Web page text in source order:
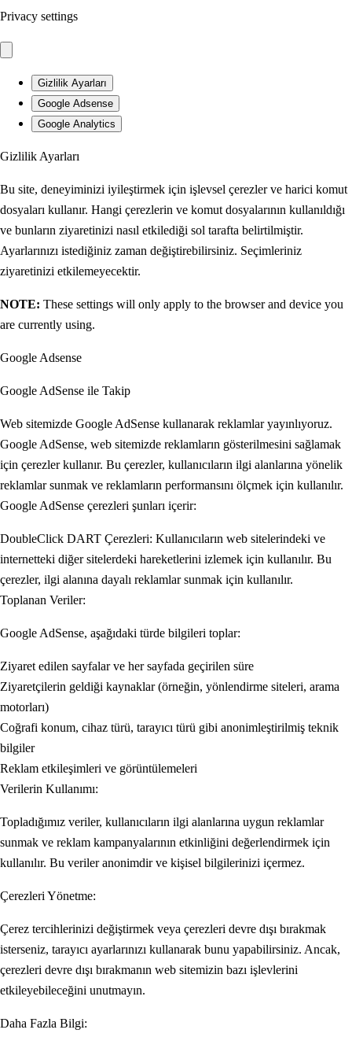
Privacy settings
Gizlilik Ayarları
Google Adsense
Google Analytics
Gizlilik Ayarları
Bu site, deneyiminizi iyileştirmek için işlevsel çerezler ve harici komut
dosyaları kullanır. Hangi çerezlerin ve komut dosyalarının kullanıldığı
ve bunların ziyaretinizi nasıl etkilediği sol tarafta belirtilmiştir.
Ayarlarınızı istediğiniz zaman değiştirebilirsiniz. Seçimleriniz
ziyaretinizi etkilemeyecektir.
NOTE: These settings will only apply to the browser and device you
are currently using.
Google Adsense
Google AdSense ile Takip
Web sitemizde Google AdSense kullanarak reklamlar yayınlıyoruz.
Google AdSense, web sitemizde reklamların gösterilmesini sağlamak
için çerezler kullanır. Bu çerezler, kullanıcıların ilgi alanlarına yönelik
reklamlar sunmak ve reklamların performansını ölçmek için kullanılır.
Google AdSense çerezleri şunları içerir:
DoubleClick DART Çerezleri: Kullanıcıların web sitelerindeki ve
internetteki diğer sitelerdeki hareketlerini izlemek için kullanılır. Bu
çerezler, ilgi alanına dayalı reklamlar sunmak için kullanılır.
Toplanan Veriler:
Google AdSense, aşağıdaki türde bilgileri toplar:
Ziyaret edilen sayfalar ve her sayfada geçirilen süre
Ziyaretçilerin geldiği kaynaklar (örneğin, yönlendirme siteleri, arama
motorları)
Coğrafi konum, cihaz türü, tarayıcı türü gibi anonimleştirilmiş teknik
bilgiler
Reklam etkileşimleri ve görüntülemeleri
Verilerin Kullanımı:
Topladığımız veriler, kullanıcıların ilgi alanlarına uygun reklamlar
sunmak ve reklam kampanyalarının etkinliğini değerlendirmek için
kullanılır. Bu veriler anonimdir ve kişisel bilgilerinizi içermez.
Çerezleri Yönetme:
Çerez tercihlerinizi değiştirmek veya çerezleri devre dışı bırakmak
isterseniz, tarayıcı ayarlarınızı kullanarak bunu yapabilirsiniz. Ancak,
çerezleri devre dışı bırakmanın web sitemizin bazı işlevlerini
etkileyebileceğini unutmayın.
Daha Fazla Bilgi: